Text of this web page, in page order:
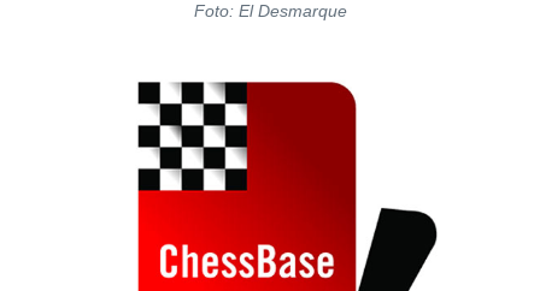
Foto: El Desmarque